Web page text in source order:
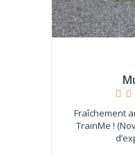
Fraîchement
TrainMe !